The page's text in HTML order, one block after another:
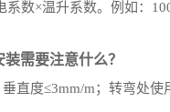
数×温升系数。例如：
需要注意什么？
直度≤3mm/m；转弯处使